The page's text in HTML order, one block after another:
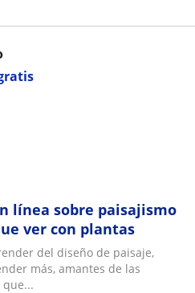
línea sobre paisajismo
ver con plantas
del diseño de paisaje,
más, amantes de las